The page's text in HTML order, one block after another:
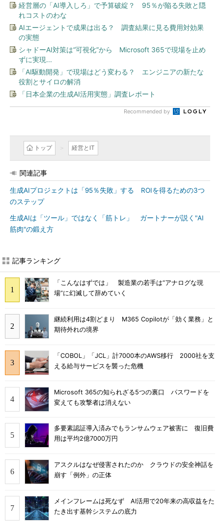
経営層の「AI導入しろ」で予算破綻？ 95％が陥る失敗と隠
れコストのわな
AIエージェントで成果は出る？ 調査結果に見る費用対効果
の実態
シャドーAI対策は“可視化”から Microsoft 365で現場を止め
ずに実現...
「AI駆動開発」で現場はどう変わる？ エンジニアの新たな
役割とサイロの解消
「日本企業の生成AI活用実態」調査レポート
Recommended by
トップ 経営とIT
関連記事
生成AIプロジェクトは「95％失敗」する ROIを得るための3つ
のステップ
生成AIは「ツール」ではなく「筋トレ」 ガートナーが説く"AI
筋肉"の鍛え方
記事ランキング
「こんなはずでは」 製造業の若手は“アナログな現
場”に幻滅して辞めていく
継続利用は4割どまり M365 Copilotが「効く業務」と
期待外れの境界
「COBOL」「JCL」計7000本のAWS移行 2000社を支
える給与サービスを襲った危機
Microsoft 365の知られざる5つの裏口 パスワードを
変えても攻撃者は消えない
多要素認証導入済みでもランサムウェア被害に 復旧費
用は平均2億7000万円
アスクルはなぜ侵害されたのか クラウドの安全神話を
崩す「例外」の正体
メインフレームは死なず AI活用で20年来の高収益をた
たき出す基幹システムの底力